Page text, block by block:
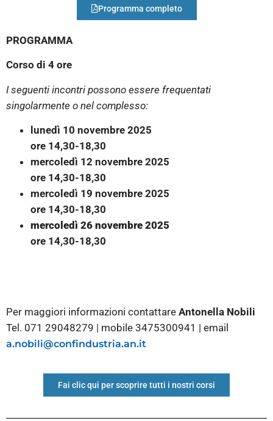
Programma completo
PROGRAMMA
Corso di 4 ore
I seguenti incontri possono essere frequentati
singolarmente o nel complesso:
lunedì 10 novembre 2025
ore 14,30-18,30
mercoledì 12 novembre 2025
ore 14,30-18,30
mercoledì 19 novembre 2025
ore 14,30-18,30
mercoledì 26 novembre 2025
ore 14,30-18,30
Per maggiori informazioni contattare Antonella Nobili
Tel. 071 29048279 | mobile 3475300941 | email
a.nobili@confindustria.an.it
Fai clic qui per scoprire tutti i nostri corsi